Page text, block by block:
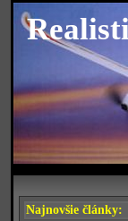
Najnovšie články: